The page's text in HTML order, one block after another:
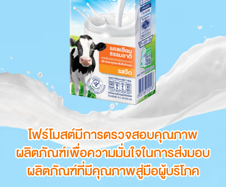
โฟร์โมสต์มีการตรวจสอบคุณภาพ
ผลิตภัณฑ์เพื่อความมั่นใจในการส่งมอบ
ผลิตภัณฑ์ที่มีคุณภาพสู่มือผู้บริโภค
โฟร์โมสต์มีการตรวจสอบคุณภาพ
ผลิตภัณฑ์เพื่อความมั่นใจในการส่งมอบ
ผลิตภัณฑ์ที่มีคุณภาพสู่มือผู้บริโภค